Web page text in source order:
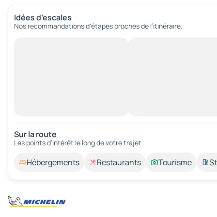
Idées d’escales
Nos recommandations d'étapes proches de l’itinéraire.
Sur la route
Les points d’intérêt le long de votre trajet.
Hébergements Restaurants Tourisme